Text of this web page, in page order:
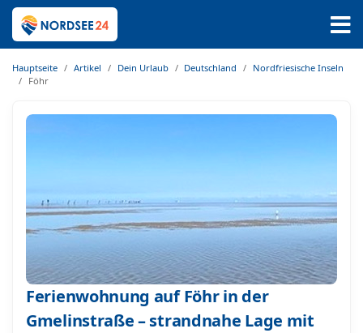
Hauptseite Artikel Dein Urlaub Deutschland
Nordfriesische Inseln
Föhr
Ferienwohnung auf Föhr in der
Gmelinstraße – strandnahe Lage mit